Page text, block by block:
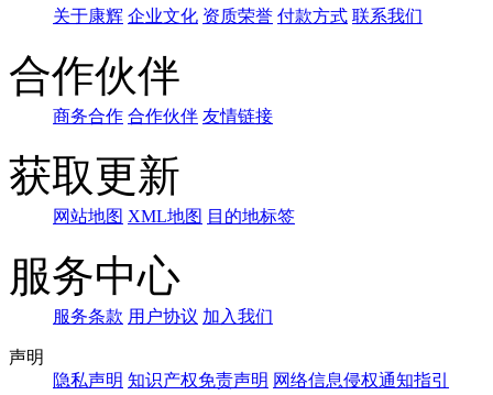
关于康辉 企业文化 资质荣誉 付款方式 联系我们
合作伙伴
商务合作 合作伙伴 友情链接
获取更新
网站地图 XML地图 目的地标签
服务中心
服务条款 用户协议 加入我们
声明
隐私声明 知识产权免责声明 网络信息侵权通知指引